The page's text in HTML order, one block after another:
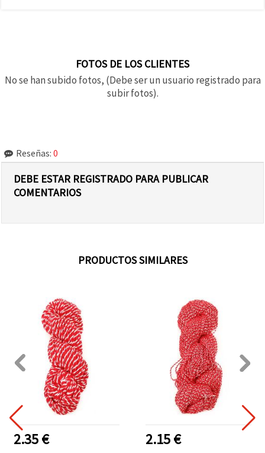
FOTOS DE LOS CLIENTES
No se han subido fotos, (Debe ser un usuario registrado para
subir fotos).
Reseñas: 0
DEBE ESTAR REGISTRADO PARA PUBLICAR
COMENTARIOS
PRODUCTOS SIMILARES
2.35 € 2.15 €